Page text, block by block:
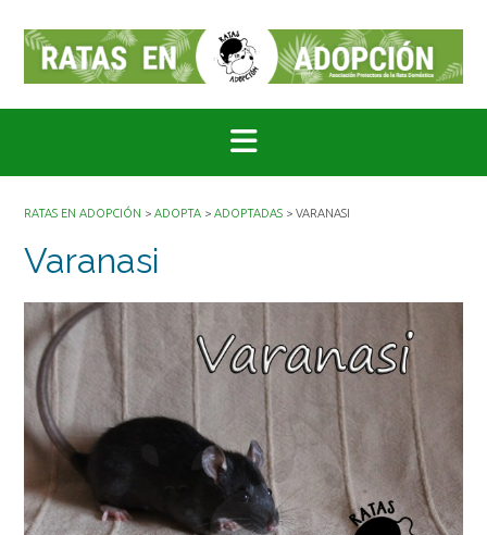
contenido
RATAS EN ADOPCIÓN > ADOPTA > ADOPTADAS > VARANASI
Varanasi